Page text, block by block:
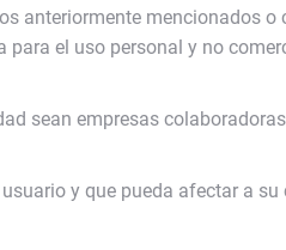
anteriormente mencionados
el uso personal y no
sean empresas
y que pueda afectar a